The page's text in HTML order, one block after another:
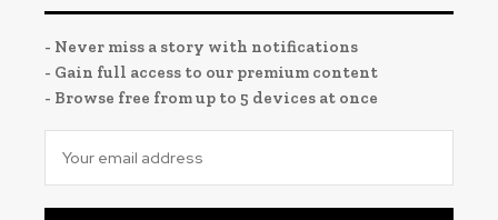
- Never miss a story with notifications
- Gain full access to our premium content
- Browse free from up to 5 devices at once